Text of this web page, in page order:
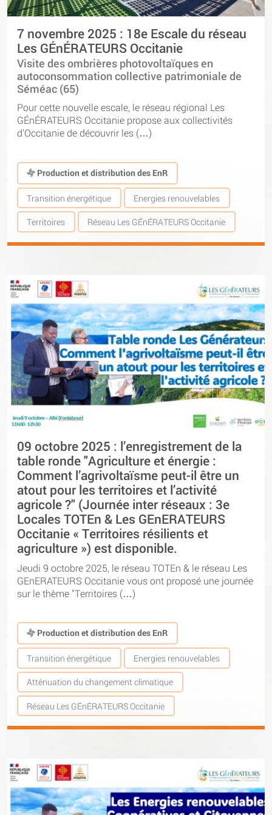
7 novembre 2025 : 18e Escale du réseau
Les GÉnÉRATEURS Occitanie
Visite des ombrières photovoltaïques en
autoconsommation collective patrimoniale de
Séméac (65)
Pour cette nouvelle escale, le réseau régional Les
GÉnÉRATEURS Occitanie propose aux collectivités
d’Occitanie de découvrir les (…)
Production et distribution des EnR
Transition énergétique Energies renouvelables
Territoires Réseau Les GÉnÉRATEURS Occitanie
09 octobre 2025 : l’enregistrement de la
table ronde "Agriculture et énergie :
Comment l’agrivoltaïsme peut-il être un
atout pour les territoires et l’activité
agricole ?" (Journée inter réseaux : 3e
Locales TOTEn & Les GEnERATEURS
Occitanie « Territoires résilients et
agriculture ») est disponible.
Jeudi 9 octobre 2025, le réseau TOTEn & le réseau Les
GEnERATEURS Occitanie vous ont proposé une journée
sur le thème "Territoires (…)
Production et distribution des EnR
Transition énergétique Energies renouvelables
Atténuation du changement climatique
Réseau Les GÉnÉRATEURS Occitanie